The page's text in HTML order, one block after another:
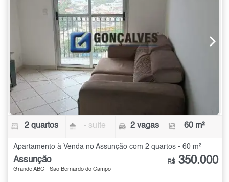
2 quartos - suíte 2 vagas 60 m²
Apartamento à Venda no Assunção com 2 quartos - 60 m²
Assunção
Grande ABC - São Bernardo do Campo
R$ 350.000